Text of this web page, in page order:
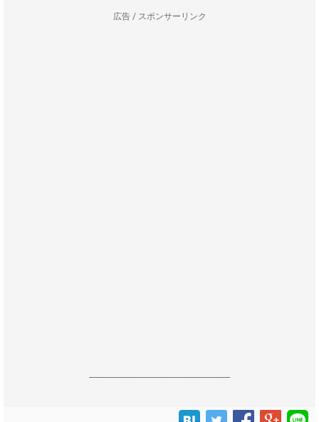
広告 / スポンサーリンク
------------------------------------------------------------------